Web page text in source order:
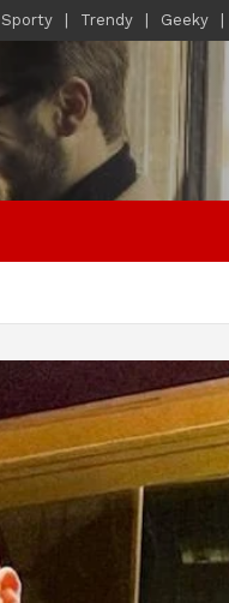
Sporty Trendy Geeky